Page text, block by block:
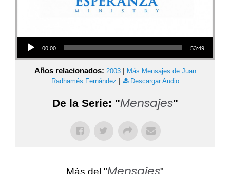
Audio Player
00:00 53:49
Años relacionados: 2003| Más Mensajes de Juan
Radhamés Fernández | Descargar Audio
De la Serie: "Mensajes"
Más del " "